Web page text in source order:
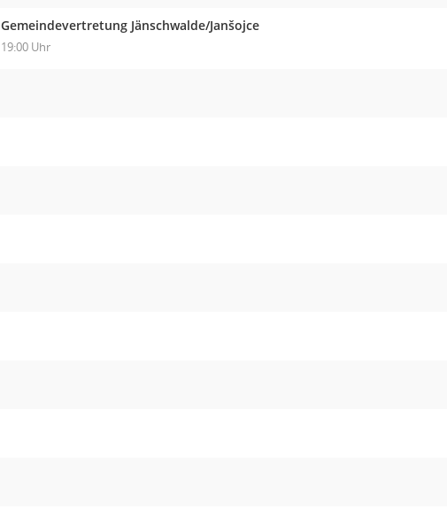
Gemeindevertretung Jänschwalde/Janšojce
19:00 Uhr